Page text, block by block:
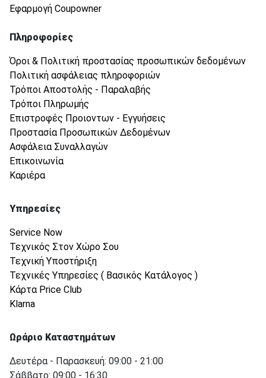
Εφαρμογή Coupowner
Πληροφορίες
Όροι & Πολιτική προστασίας προσωπικών δεδομένων
Πολιτική ασφάλειας πληροφοριών
Τρόποι Αποστολής - Παραλαβής
Τρόποι Πληρωμής
Επιστροφές Προιοντων - Εγγυήσεις
Προστασία Προσωπικών Δεδομένων
Ασφάλεια Συναλλαγών
Επικοινωνία
Καριέρα
Υπηρεσίες
Service Now
Τεχνικός Στον Χώρο Σου
Τεχνική Υποστήριξη
Τεχνικές Υπηρεσίες ( Βασικός Κατάλογος )
Κάρτα Price Club
Klarna
Ωράριο Καταστημάτων
Δευτέρα - Παρασκευή: 09:00 - 21:00
Σάββατο: 09:00 - 16:30